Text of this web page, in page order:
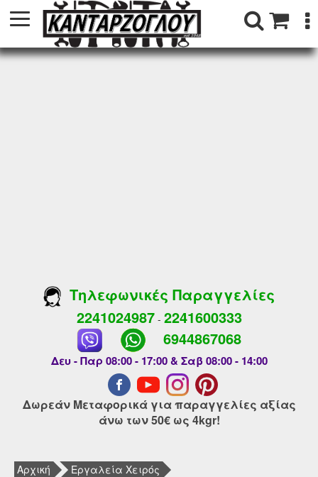
Τηλεφωνικές Παραγγελίες
2241024987- 2241600333
6944867068
Δευ - Παρ 08:00 - 17:00 & Σαβ 08:00 - 14:00
Δωρεάν Μεταφορικά για παραγγελίες αξίας
άνω των 50€ ως 4kgr!
Αρχική
Εργαλεία Χειρός